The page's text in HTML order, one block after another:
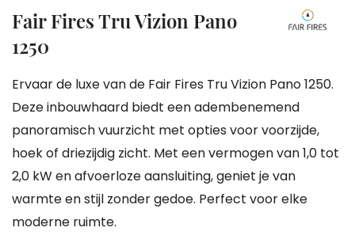
Ga
naar
het
begin
van
de
afbeeldingen-
gallerij
Fair Fires Tru Vizion Pano
1250
Ervaar de luxe van de Fair Fires Tru Vizion Pano 1250.
Deze inbouwhaard biedt een adembenemend
panoramisch vuurzicht met opties voor voorzijde,
hoek of driezijdig zicht. Met een vermogen van 1,0 tot
2,0 kW en afvoerloze aansluiting, geniet je van
warmte en stijl zonder gedoe. Perfect voor elke
moderne ruimte.